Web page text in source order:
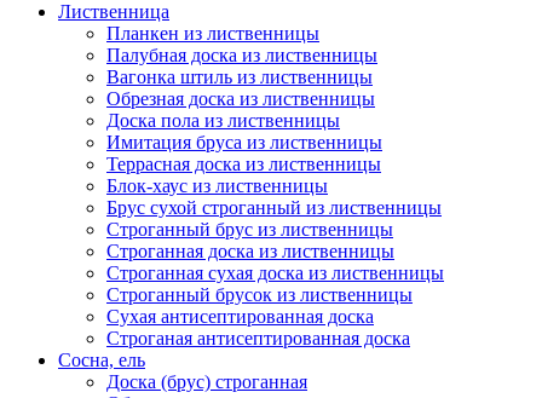
Лиственница
Планкен из лиственницы
Палубная доска из лиственницы
Вагонка штиль из лиственницы
Обрезная доска из лиственницы
Доска пола из лиственницы
Имитация бруса из лиственницы
Террасная доска из лиственницы
Блок-хаус из лиственницы
Брус сухой строганный из лиственницы
Строганный брус из лиственницы
Строганная доска из лиственницы
Строганная сухая доска из лиственницы
Строганный брусок из лиственницы
Сухая антисептированная доска
Строганая антисептированная доска
Сосна, ель
Доска (брус) строганная